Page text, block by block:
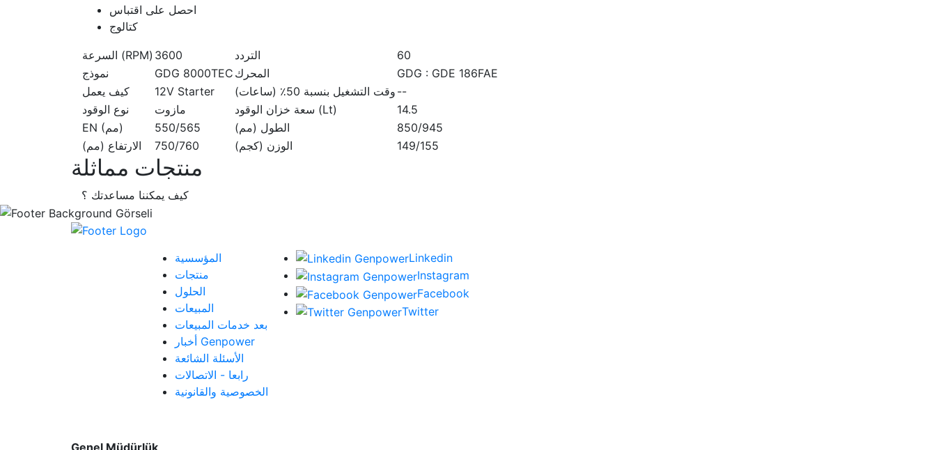
احصل على اقتباس
كتالوج
السرعة (RPM) 3600 التردد
60
نموذج
GDG 8000TEC المحرك
GDG : GDE 186FAE
كيف يعمل
12V Starter وقت التشغيل بنسبة 50٪ (ساعات) --
نوع الوقود
مازوت سعة خزان الوقود (Lt)
14.5
EN (مم)
550/565 الطول (مم)
850/945
الارتفاع (مم)
750/760 الوزن (كجم) 149/155
منتجات مماثلة
كيف يمكننا مساعدتك ؟
المؤسسية
منتجات
الحلول
المبيعات
بعد خدمات المبيعات
أخبار Genpower
الأسئلة الشائعة
رابعا - الاتصالات
الخصوصية والقانونية
Linkedin
Instagram
Facebook
Twitter
Genel Müdürlük